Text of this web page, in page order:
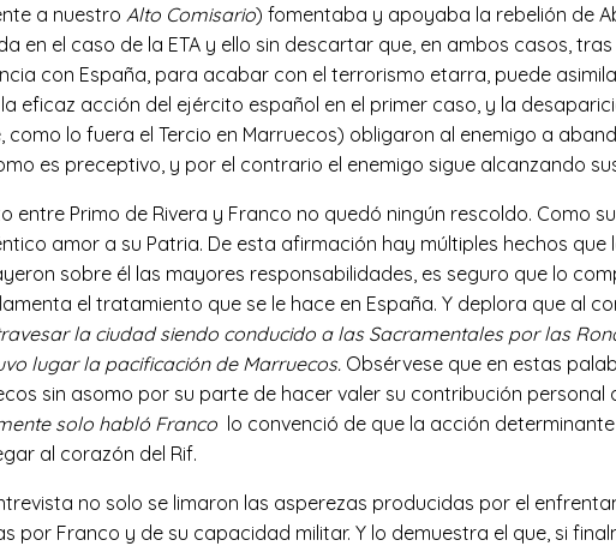
a nuestro Alto Comisario) fomentaba y apoyaba la rebelión de
en el caso de la ETA y ello sin descartar que, en ambos casos,
con España, para acabar con el terrorismo etarra, puede
eficaz acción del ejército español en el primer caso, y la
como lo fuera el Tercio en Marruecos) obligaron al enemigo a
es preceptivo, y por el contrario el enemigo sigue alcanzando
entre Primo de Rivera y Franco no quedó ningún rescoldo. Como
amor a su Patria. De esta afirmación hay múltiples hechos
sobre él las mayores responsabilidades, es seguro que lo
el tratamiento que se le hace en España. Y deplora que al
la ciudad siendo conducido a las Sacramentales por las
lugar la pacificación de Marruecos. Obsérvese que en estas
sin asomo por su parte de hacer valer su contribución
solo habló Franco lo convenció de que la acción
al corazón del Rif.
no solo se limaron las asperezas producidas por el
por Franco y de su capacidad militar. Y lo demuestra el que, si